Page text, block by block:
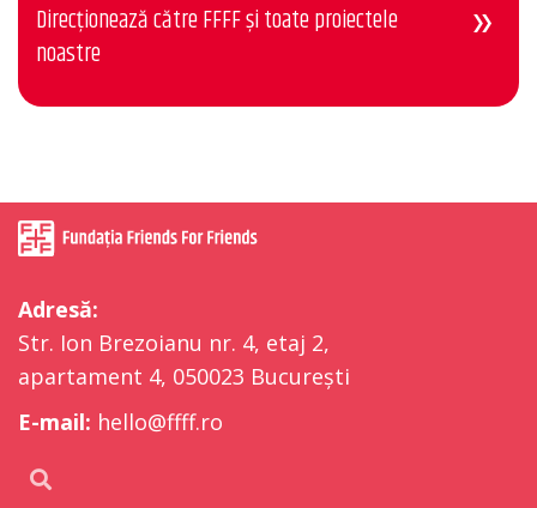
Direcționează către FFFF și toate proiectele
noastre
Adresă:
Str. Ion Brezoianu nr. 4, etaj 2,
apartament 4, 050023 București
E-mail: hello@ffff.ro